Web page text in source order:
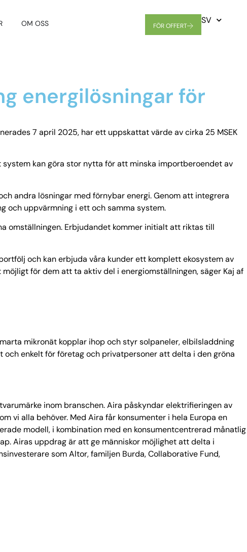
OM OSS FÖR OFFERT
SV
energilösningar för
7 april 2025, har ett uppskattat värde av cirka 25 MSEK
kan göra stor nytta för att minska importberoendet av
andra lösningar med förnybar energi. Genom att integrera
och uppvärmning i ett och samma system.
omställningen. Erbjudandet kommer initialt att riktas till
och kan erbjuda våra kunder ett komplett ekosystem av
för dem att ta aktiv del i energiomställningen, säger Kaj af
mikronät kopplar ihop och styr solpaneler, elbilsladdning
enkelt för företag och privatpersoner att delta i den gröna
inom branschen. Aira påskyndar elektrifieringen av
vi alla behöver. Med Aira får konsumenter i hela Europa en
modell, i kombination med en konsumentcentrerad månatlig
Airas uppdrag är att ge människor möjlighet att delta i
som Altor, familjen Burda, Collaborative Fund,